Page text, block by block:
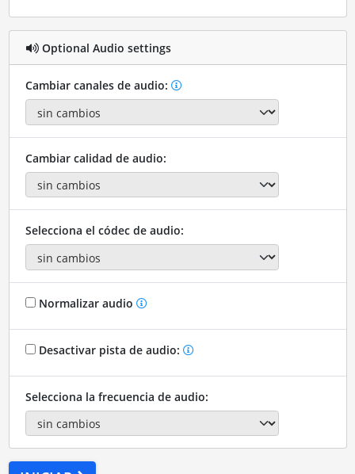
Optional Audio settings
Cambiar canales de audio:
Cambiar calidad de audio:
Selecciona el códec de audio:
Normalizar audio
Desactivar pista de audio:
Selecciona la frecuencia de audio: